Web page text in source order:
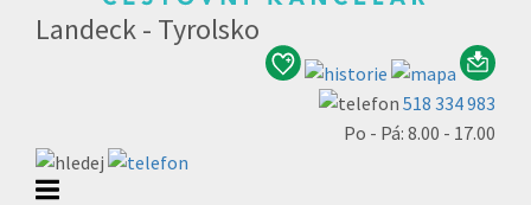
Landeck - Tyrolsko
518 334 983
Po - Pá: 8.00 - 17.00